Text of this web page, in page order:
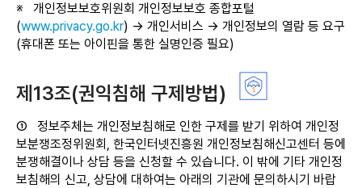
※ 개인정보보호위원회 개인정보보호 종합포털
(www.privacy.go.kr) → 개인서비스 → 개인정보의 열람 등 요구
(휴대폰 또는 아이핀을 통한 실명인증 필요)
제13조(권익침해 구제방법)
① 정보주체는 개인정보침해로 인한 구제를 받기 위하여 개인정
보분쟁조정위원회, 한국인터넷진흥원 개인정보침해신고센터 등에
분쟁해결이나 상담 등을 신청할 수 있습니다. 이 밖에 기타 개인정
보침해의 신고, 상담에 대하여는 아래의 기관에 문의하시기 바랍